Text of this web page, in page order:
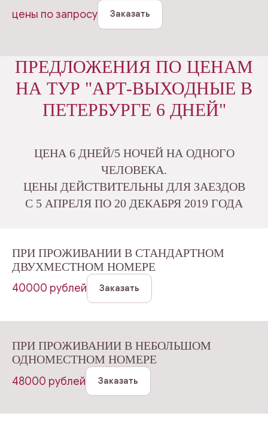
цены по запросу
Заказать
ПРЕДЛОЖЕНИЯ ПО ЦЕНАМ
НА ТУР "АРТ-ВЫХОДНЫЕ В
ПЕТЕРБУРГЕ 6 ДНЕЙ"
ЦЕНА 6 ДНЕЙ/5 НОЧЕЙ НА ОДНОГО
ЧЕЛОВЕКА.
ЦЕНЫ ДЕЙСТВИТЕЛЬНЫ ДЛЯ ЗАЕЗДОВ
C 5 АПРЕЛЯ ПО 20 ДЕКАБРЯ 2019 ГОДА
ПРИ ПРОЖИВАНИИ В СТАНДАРТНОМ
ДВУХМЕСТНОМ НОМЕРЕ
40000 рублей
Заказать
ПРИ ПРОЖИВАНИИ В НЕБОЛЬШОМ
ОДНОМЕСТНОМ НОМЕРЕ
48000 рублей
Заказать